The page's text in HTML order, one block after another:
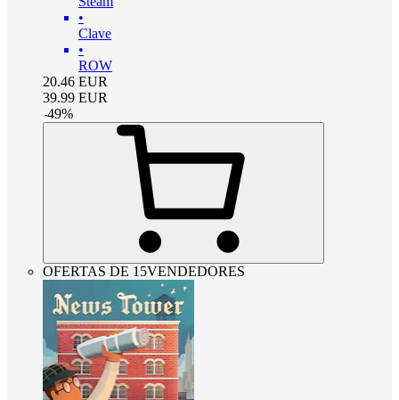
•
Clave
•
ROW
20.46 EUR
39.99 EUR
-49%
OFERTAS DE 15VENDEDORES